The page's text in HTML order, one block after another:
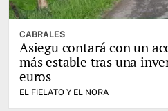
CABRALES
Asiegu contará con un
más estable tras una
euros
EL FIELATO Y EL NORA